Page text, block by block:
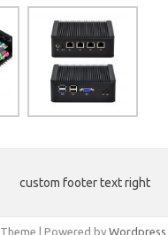
custom footer text right
Theme | Powered by Wordpress